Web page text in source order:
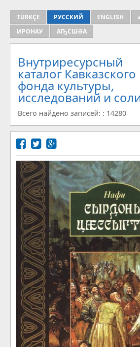
TÜRKÇE РУССКИЙ ENGLISH
ИРОНАУ
АҦСШӘА
Внутриресурсный
каталог Кавказского
фонда культуры,
исследований и
Всего найдено записей: : 14280